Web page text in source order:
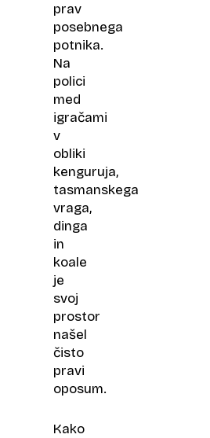
prav
posebnega
potnika.
Na
polici
med
igračami
v
obliki
kenguruja,
tasmanskega
vraga,
dinga
in
koale
je
svoj
prostor
našel
čisto
pravi
oposum.
Kako